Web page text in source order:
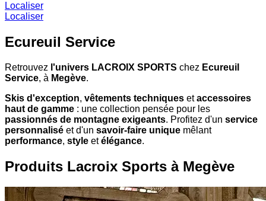
Localiser
Localiser
Ecureuil Service
Retrouvez l'univers LACROIX SPORTS chez Ecureuil
Service, à Megève.
Skis d'exception, vêtements techniques etaccessoires
haut de gamme : une collection pensée pour les
passionnés de montagne exigeants. Profitez d'un service
personnalisé et d'un savoir-faire unique mêlant
performance, style etélégance.
Produits Lacroix Sports à Megève